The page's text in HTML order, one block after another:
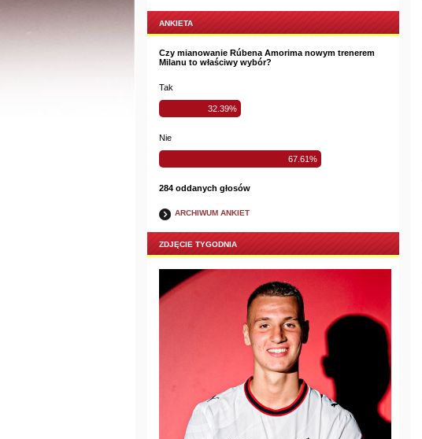
ANKIETA
Czy mianowanie Rúbena Amorima nowym trenerem
Milanu to właściwy wybór?
Tak
32.39%
Nie
67.61%
284 oddanych głosów
ARCHIWUM ANKIET
ZDJĘCIE TYGODNIA